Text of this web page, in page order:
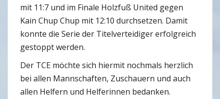
mit 11:7 und im Finale Holzfuß United gegen
Kain Chup Chup mit 12:10 durchsetzen. Damit
konnte die Serie der Titelverteidiger erfolgreich
gestoppt werden.
Der TCE möchte sich hiermit nochmals herzlich
bei allen Mannschaften, Zuschauern und auch
allen Helfern und Helferinnen bedanken.